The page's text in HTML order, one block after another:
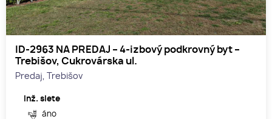
ID-2963 NA PREDAJ – 4-izbový podkrovný byt –
Trebišov, Cukrovárska ul.
Predaj, Trebišov
Inž. siete
áno